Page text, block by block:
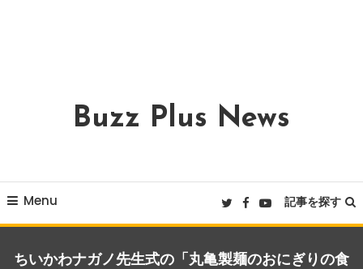
Buzz Plus News
Menu 記事を探す
ちいかわナガノ先生式の「丸亀製麺のおにぎりの食